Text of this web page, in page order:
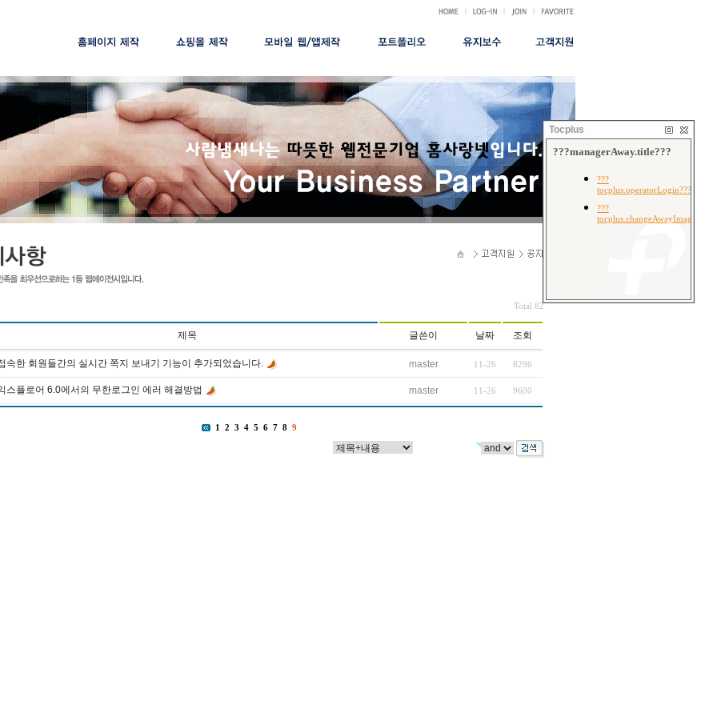
제작가격
맞춤솔루션
제작가격
제작가격
쇼핑몰
시안형
무료형
서비스안내
유지관리비용
건별관리비용
무료광고대행
FAQ
결재안내
Total 82
제목 글쓴이 날짜 조회
속한 회원들간의 실시간 쪽지 보내기 기능이 추가되었습니다. master 11-26 8296
스플로어 6.0에서의 무한로그인 에러 해결방법 master 11-26 9600
1 2 3 4 5 6 7 8 9
Tocplus